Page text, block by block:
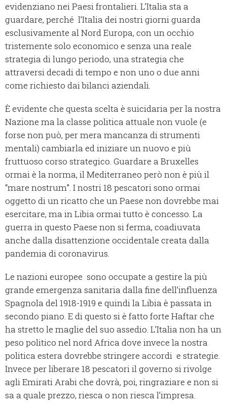
evidenziano nei Paesi frontalieri. L’Italia sta a
guardare, perché l’Italia dei nostri giorni guarda
esclusivamente al Nord Europa, con un occhio
tristemente solo economico e senza una reale
strategia di lungo periodo, una strategia che
attraversi decadi di tempo e non uno o due anni
come richiesto dai bilanci aziendali.
È evidente che questa scelta è suicidaria per la nostra
Nazione ma la classe politica attuale non vuole (e
forse non può, per mera mancanza di strumenti
mentali) cambiarla ed iniziare un nuovo e più
fruttuoso corso strategico. Guardare a Bruxelles
ormai è la norma, il Mediterraneo però non è più il
“mare nostrum”. I nostri 18 pescatori sono ormai
oggetto di un ricatto che un Paese non dovrebbe mai
esercitare, ma in Libia ormai tutto è concesso. La
guerra in questo Paese non si ferma, coadiuvata
anche dalla disattenzione occidentale creata dalla
pandemia di coronavirus.
Le nazioni europee sono occupate a gestire la più
grande emergenza sanitaria dalla fine dell’influenza
Spagnola del 1918-1919 e quindi la Libia è passata in
secondo piano. E di questo si è fatto forte Haftar che
ha stretto le maglie del suo assedio. L’Italia non ha un
peso politico nel nord Africa dove invece la nostra
politica estera dovrebbe stringere accordi e strategie.
Invece per liberare 18 pescatori il governo si rivolge
agli Emirati Arabi che dovrà, poi, ringraziare e non si
sa a quale prezzo, riesca o non riesca l’impresa.